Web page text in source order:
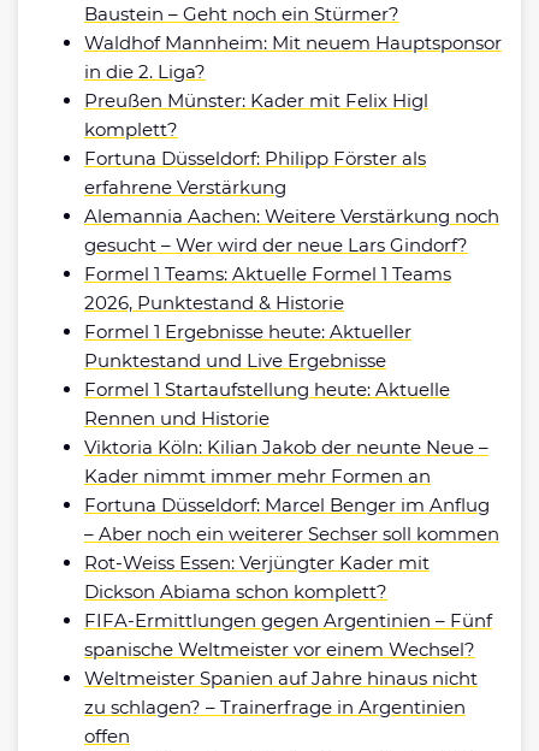
Baustein – Geht noch ein Stürmer?
Waldhof Mannheim: Mit neuem Hauptsponsor
in die 2. Liga?
Preußen Münster: Kader mit Felix Higl
komplett?
Fortuna Düsseldorf: Philipp Förster als
erfahrene Verstärkung
Alemannia Aachen: Weitere Verstärkung noch
gesucht – Wer wird der neue Lars Gindorf?
Formel 1 Teams: Aktuelle Formel 1 Teams
2026, Punktestand & Historie
Formel 1 Ergebnisse heute: Aktueller
Punktestand und Live Ergebnisse
Formel 1 Startaufstellung heute: Aktuelle
Rennen und Historie
Viktoria Köln: Kilian Jakob der neunte Neue –
Kader nimmt immer mehr Formen an
Fortuna Düsseldorf: Marcel Benger im Anflug
– Aber noch ein weiterer Sechser soll kommen
Rot-Weiss Essen: Verjüngter Kader mit
Dickson Abiama schon komplett?
FIFA-Ermittlungen gegen Argentinien – Fünf
spanische Weltmeister vor einem Wechsel?
Weltmeister Spanien auf Jahre hinaus nicht
zu schlagen? – Trainerfrage in Argentinien
offen